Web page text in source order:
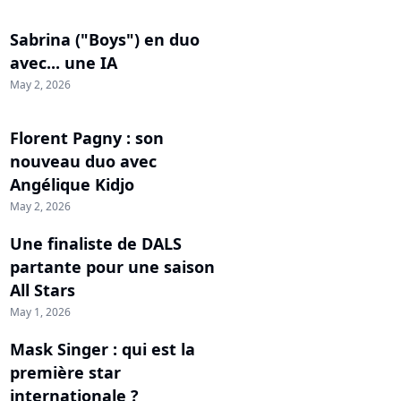
Sabrina ("Boys") en duo
avec... une IA
May 2, 2026
Florent Pagny : son
nouveau duo avec
Angélique Kidjo
May 2, 2026
Une finaliste de DALS
partante pour une saison
All Stars
May 1, 2026
Mask Singer : qui est la
première star
internationale ?